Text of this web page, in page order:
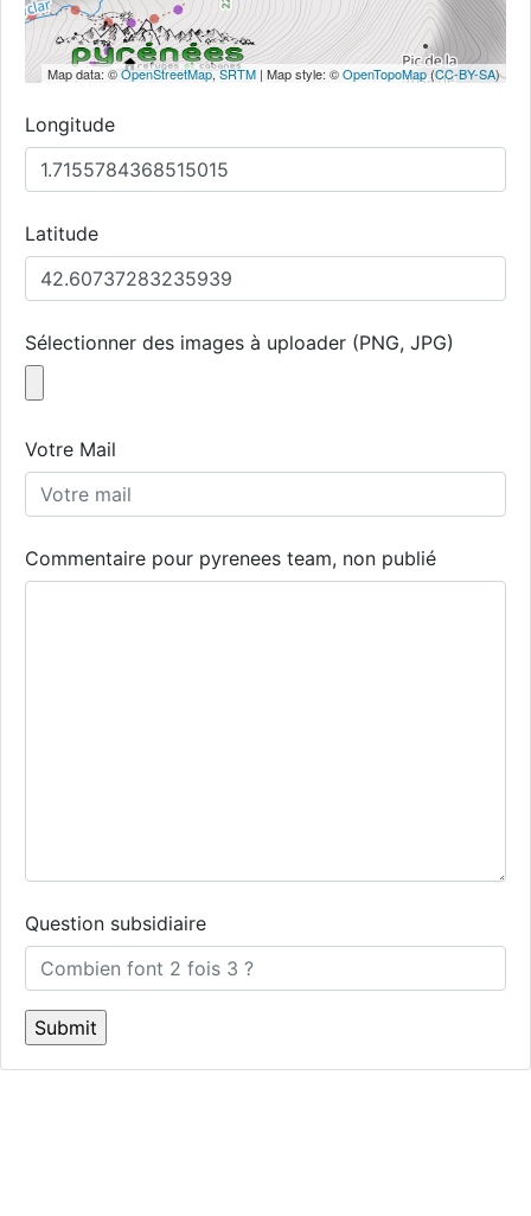
Map data: ©OpenStreetMap,SRTM | Map style: ©OpenTopoMap(CC-BY-SA)
Longitude
Latitude
Sélectionner des images à uploader (PNG, JPG)
Votre Mail
Commentaire pour pyrenees team, non publié
Question subsidiaire